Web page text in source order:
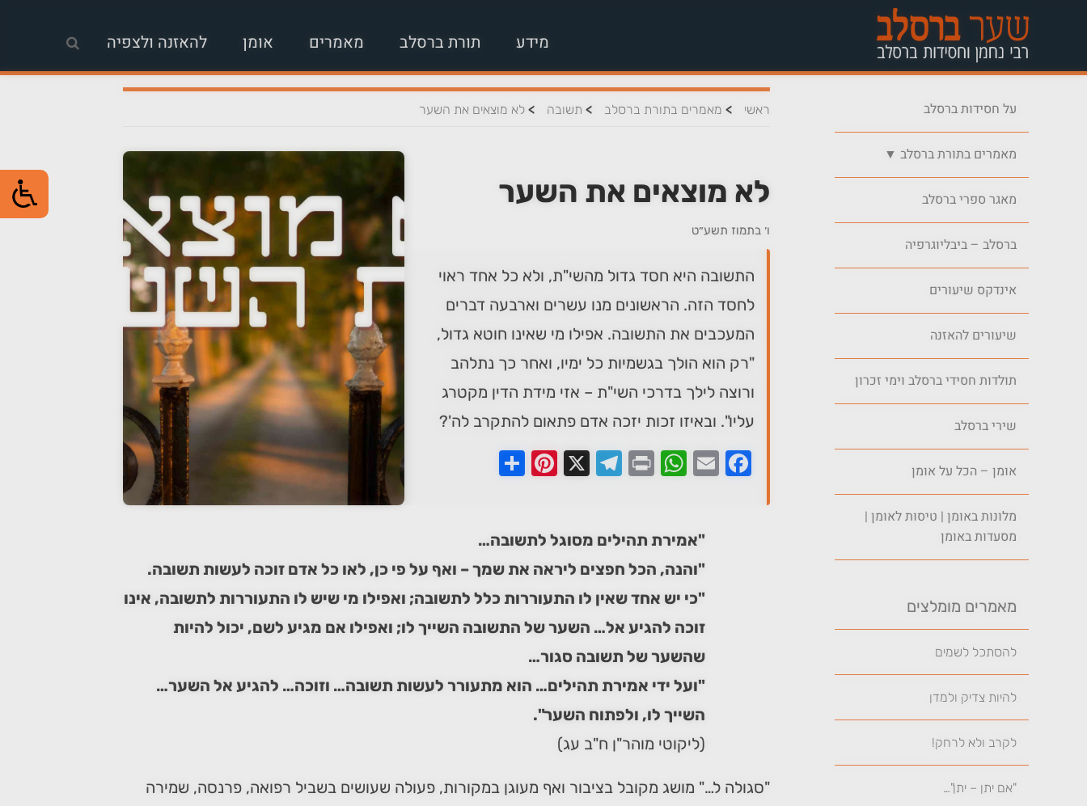
מידע תורת ברסלב מאמרים אומן להאזנה ולצפיה
על חסידות ברסלב
מאמרים בתורת ברסלב ▼
מאגר ספרי ברסלב
ברסלב – ביבליוגרפיה
אינדקס שיעורים
שיעורים להאזנה
תולדות חסידי ברסלב וימי זכרון
שירי ברסלב
אומן – הכל על אומן
מלונות באומן | טיסות לאומן |
מסעדות באומן
מאמרים מומלצים
להסתכל לשמים
להיות צדיק ולמדן
לקרב ולא לרחק!
"אם יתן – יתן"…
ראשי > מאמרים בתורת ברסלב > תשובה > לא מוצאים את השער
לא מוצאים את השער
ו׳ בתמוז תשע״ט
התשובה היא חסד גדול מהשי"ת, ולא כל אחד ראוי
לחסד הזה. הראשונים מנו עשרים וארבעה דברים
המעכבים את התשובה. אפילו מי שאינו חוטא גדול,
"רק הוא הולך בגשמיות כל ימיו, ואחר כך נתלהב
ורוצה לילך בדרכי השי"ת – אזי מידת הדין מקטרג
עליו". ובאיזו זכות יזכה אדם פתאום להתקרב לה'?
Facebook
Email
WhatsApp
Print
Telegram
X
Pinterest
"אמירת תהילים מסוגל לתשובה…
"והנה, הכל חפצים ליראה את שמך – ואף על פי כן, לאו כל אדם זוכה לעשות תשובה.
"כי יש אחד שאין לו התעוררות כלל לתשובה; ואפילו מי שיש לו התעוררות לתשובה, אינו
זוכה להגיע אל… השער של התשובה השייך לו; ואפילו אם מגיע לשם, יכול להיות
שהשער של תשובה סגור…
"ועל ידי אמירת תהילים… הוא מתעורר לעשות תשובה… וזוכה… להגיע אל השער…
השייך לו, ולפתוח השער".
(ליקוטי מוהר"ן ח"ב עג)
"סגולה ל…" מושג מקובל בציבור ואף מעוגן במקורות, פעולה שעושים בשביל רפואה, פרנסה, שמירה